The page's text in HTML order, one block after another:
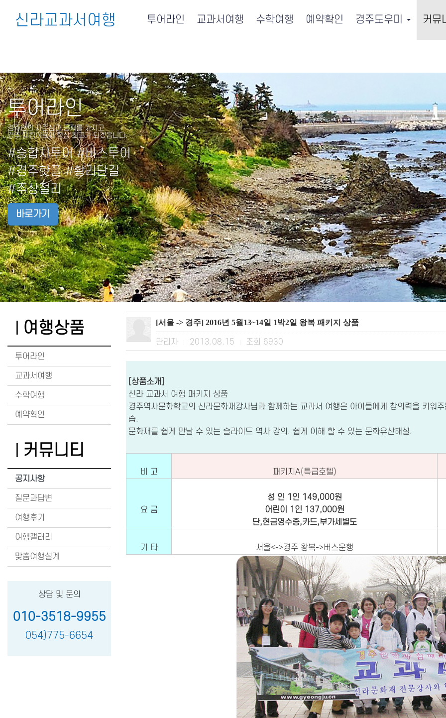
신라교과서여행 투어라인 교과서여행 수학여행 예약확인 경주도우미 커뮤
투어라인
경주인의 자존심과 긍지를 가지고
경주 지킴이로써 항상 최고가 되겠읍니다.
#승합차투어 #버스투어
#경주핫플 #황리단길
#주상절리
바로가기
여행상품
투어라인
교과서여행
수학여행
예약확인
커뮤니티
공지사항
질문과답변
여행후기
여행갤러리
맞춤여행설계
상담 및 문의
010-3518-9955
054)775-6654
[서울 -> 경주] 2016년 5월13~14일 1박2일 왕복 패키지 상품
관리자 2013.08.15 조회 6930
[상품소개]
신라 교과서 여행 패키지 상품
경주역사문화학교의 신라문화재강사님과 함께하는 교과서 여행은 아이들에게 창의력을 키워
습.
문화재를 쉽게 만날 수 있는 슬라이드 역사 강의. 쉽게 이해 할 수 있는 문화유산해설.
비 고 패키지A(특급호텔)
요 금
성 인 1인 149,000원
어린이 1인 137,000원
단,현금영수증,카드,부가세별도
기 타 서울<->경주 왕복->버스운행